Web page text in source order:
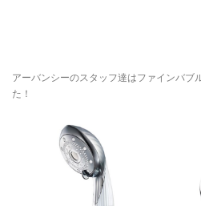
アーバンシーのスタッフ達はファインバブ
た！